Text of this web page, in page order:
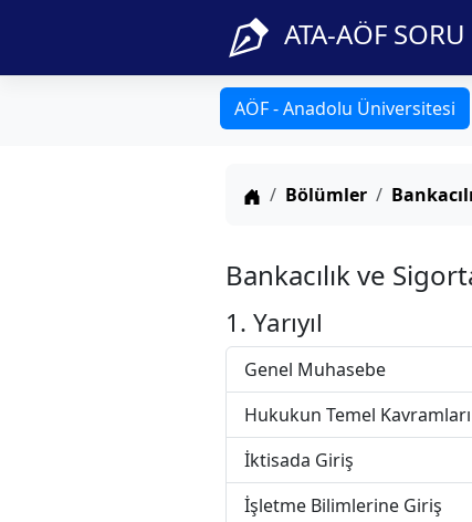
ATA-AÖF SORU
AÖF - Anadolu Üniversitesi
Anasayfa
Bölümler
Bankacılık ve
1. Yarıyıl
Genel Muhasebe
Hukukun Temel Kavramları
İktisada Giriş
İşletme Bilimlerine Giriş